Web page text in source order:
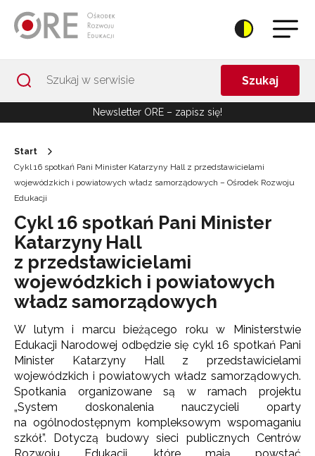
Szukaj
Newsletter ORE – zapisz się!
Start
Cykl 16 spotkań Pani Minister Katarzyny Hall z przedstawicielami
wojewódzkich i powiatowych władz samorządowych – Ośrodek Rozwoju
Edukacji
Cykl 16 spotkań Pani Minister
Katarzyny Hall
z przedstawicielami
wojewódzkich i powiatowych
władz samorządowych
W lutym i marcu bieżącego roku w Ministerstwie
Edukacji Narodowej odbędzie się cykl 16 spotkań Pani
Minister Katarzyny Hall z przedstawicielami
wojewódzkich i powiatowych władz samorządowych.
Spotkania organizowane są w ramach projektu
„System doskonalenia nauczycieli oparty
na ogólnodostępnym kompleksowym wspomaganiu
szkół”. Dotyczą budowy sieci publicznych Centrów